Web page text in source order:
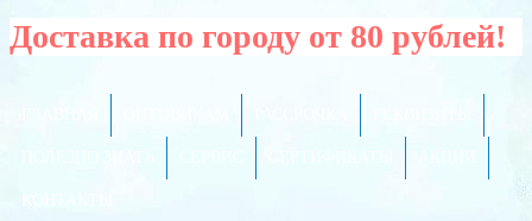
Доставка по городу от 80 рублей!